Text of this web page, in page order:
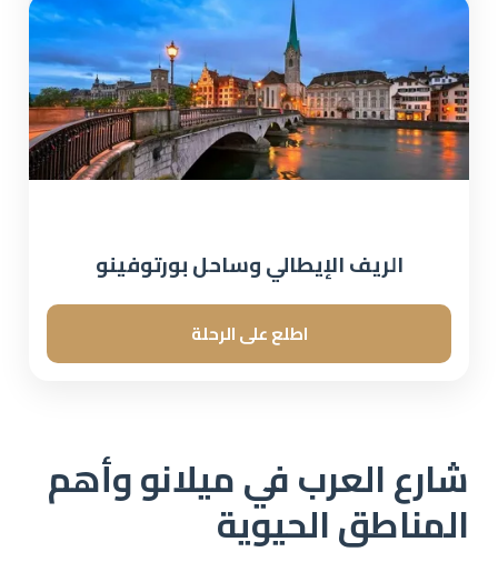
الريف الإيطالي وساحل بورتوفينو
اطلع على الرحلة
شارع العرب في ميلانو وأهم
المناطق الحيوية